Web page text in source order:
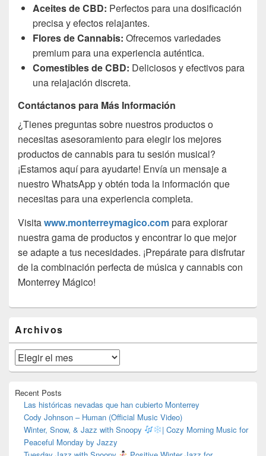
Aceites de CBD: Perfectos para una dosificación
precisa y efectos relajantes.
Flores de Cannabis: Ofrecemos variedades
premium para una experiencia auténtica.
Comestibles de CBD: Deliciosos y efectivos para
una relajación discreta.
Contáctanos para Más Información
¿Tienes preguntas sobre nuestros productos o
necesitas asesoramiento para elegir los mejores
productos de cannabis para tu sesión musical?
¡Estamos aquí para ayudarte! Envía un mensaje a
nuestro WhatsApp y obtén toda la información que
necesitas para una experiencia completa.
Visitawww.monterreymagico.compara explorar
nuestra gama de productos y encontrar lo que mejor
se adapte a tus necesidades. ¡Prepárate para disfrutar
de la combinación perfecta de música y cannabis con
Monterrey Mágico!
área
de
widget
barra
lateral
Archivos
Archivos
Recent Posts
Las históricas nevadas que han cubierto Monterrey
Cody Johnson – Human (Official Music Video)
Winter, Snow, & Jazz with Snoopy
| Cozy Morning Music for
Peaceful Monday by Jazzy